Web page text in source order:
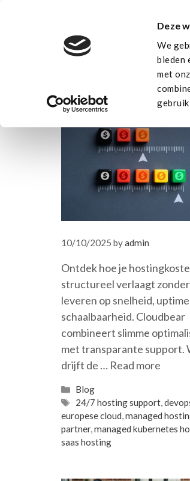
Deze
We
bieden
met
admin
10/10/2025 byadmin
Ontdek hoe je
structureel verlaagt
leveren op snelheid,
schaalbaarheid. Cloudbear
combineert slimme
met transparante support.
drijft de … Read more
Categories
Blog
Tags
24/7 hosting support,
europese cloud,managed
partner,managed kubernetes
saas hosting